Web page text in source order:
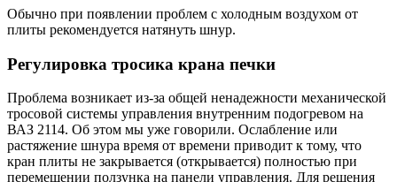
Обычно при появлении проблем с холодным воздухом от
плиты рекомендуется натянуть шнур.
Регулировка тросика крана печки
Проблема возникает из-за общей ненадежности механической
тросовой системы управления внутренним подогревом на
ВАЗ 2114. Об этом мы уже говорили. Ослабление или
растяжение шнура время от времени приводит к тому, что
кран плиты не закрывается (открывается) полностью при
перемещении ползунка на панели управления. Для решения